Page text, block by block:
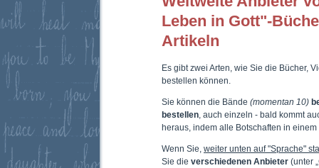
Leben in Gott"-
Artikeln
Es gibt zwei Arten, wie Sie die Bücher,
bestellen können.
Sie können die Bände (momentan 10)
bestellen , auch einzeln - bald kommt
heraus, indem alle Botschaften in
Wenn Sie, weiter unten auf "Sprache"
Sie die verschiedenen Anbieter (unter